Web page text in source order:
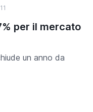
per il mercato
un anno da